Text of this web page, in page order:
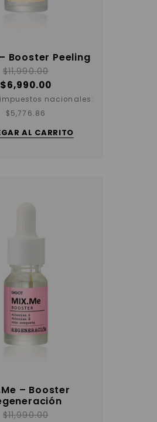
Booster Peeling
$11,990.00
$6,990.00
nacionales:
$5,776.86
AL CARRITO
– Booster
$11,990.00